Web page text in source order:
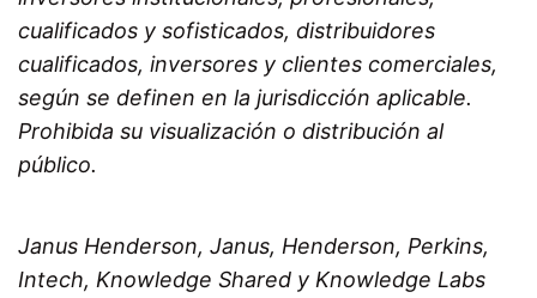
cualificados y sofisticados, distribuidores
cualificados, inversores y clientes comerciales,
según se definen en la jurisdicción aplicable.
Prohibida su visualización o distribución al
público.
Janus Henderson, Janus, Henderson, Perkins,
Intech, Knowledge Shared y Knowledge Labs